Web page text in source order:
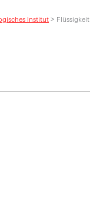
Institut > Flüssigkeit